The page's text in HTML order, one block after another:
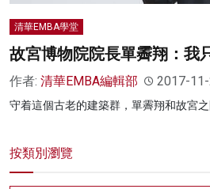
清華EMBA學堂
故宮博物院院長單霽翔：我
作者: 清華EMBA編輯部 2017-
守着這個古老的建築群，單霽翔和故宮
按類別瀏覽